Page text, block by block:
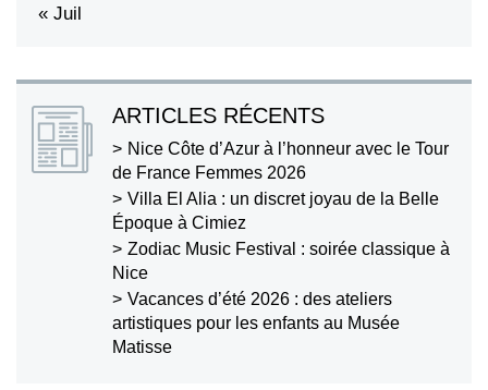
« Juil
ARTICLES RÉCENTS
Nice Côte d’Azur à l’honneur avec le Tour
de France Femmes 2026
Villa El Alia : un discret joyau de la Belle
Époque à Cimiez
Zodiac Music Festival : soirée classique à
Nice
Vacances d’été 2026 : des ateliers
artistiques pour les enfants au Musée
Matisse